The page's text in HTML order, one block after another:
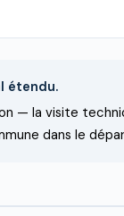
étendu.
— la visite
dans le